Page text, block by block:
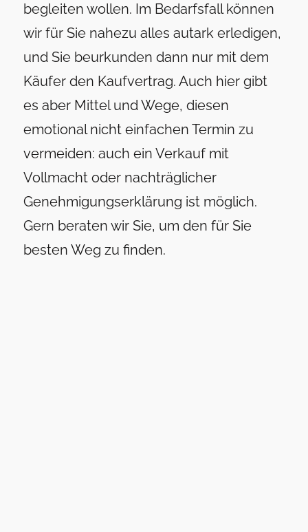
begleiten wollen. Im Bedarfsfall können
wir für Sie nahezu alles autark erledigen,
und Sie beurkunden dann nur mit dem
Käufer den Kaufvertrag. Auch hier gibt
es aber Mittel und Wege, diesen
emotional nicht einfachen Termin zu
vermeiden: auch ein Verkauf mit
Vollmacht oder nachträglicher
Genehmigungserklärung ist möglich.
Gern beraten wir Sie, um den für Sie
besten Weg zu finden.